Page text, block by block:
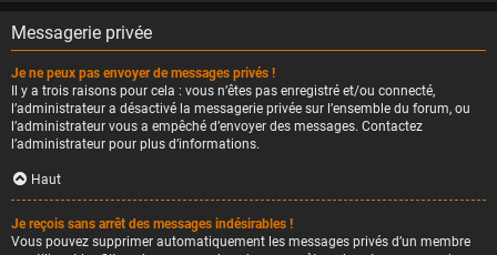
Messagerie privée
Je ne peux pas envoyer de messages privés !
Il y a trois raisons pour cela : vous n’êtes pas enregistré et/ou connecté,
l’administrateur a désactivé la messagerie privée sur l’ensemble du forum, ou
l’administrateur vous a empêché d’envoyer des messages. Contactez
l’administrateur pour plus d’informations.
Haut
Je reçois sans arrêt des messages indésirables !
Vous pouvez supprimer automatiquement les messages privés d’un membre